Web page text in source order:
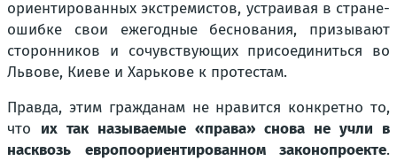
ориентированных экстремистов, устраивая в стране-
ошибке свои ежегодные беснования, призывают
сторонников и сочувствующих присоединиться во
Львове, Киеве и Харькове к протестам.
Правда, этим гражданам не нравится конкретно то,
что их так называемые «права» снова не учли в
насквозь европоориентированном законопроекте.